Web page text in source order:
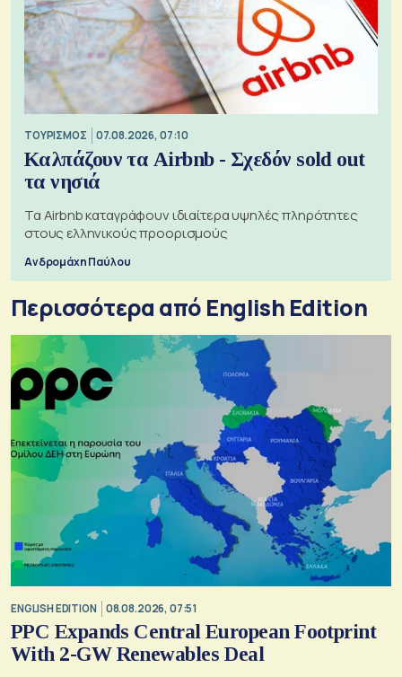
ΤΟΥΡΙΣΜΟΣ 07.08.2026, 07:10
Καλπάζουν τα Airbnb - Σχεδόν sold out
τα νησιά
Τα Airbnb καταγράφουν ιδιαίτερα υψηλές πληρότητες
στους ελληνικούς προορισμούς
Ανδρομάχη Παύλου
Περισσότερα από English Edition
ENGLISH EDITION 08.08.2026, 07:51
PPC Expands Central European Footprint
With 2-GW Renewables Deal